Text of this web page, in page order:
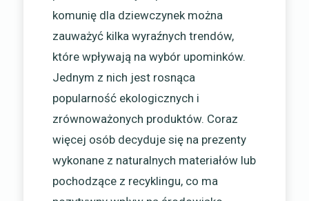
komunię dla dziewczynek można
zauważyć kilka wyraźnych trendów,
które wpływają na wybór upominków.
Jednym z nich jest rosnąca
popularność ekologicznych i
zrównoważonych produktów. Coraz
więcej osób decyduje się na prezenty
wykonane z naturalnych materiałów lub
pochodzące z recyklingu, co ma